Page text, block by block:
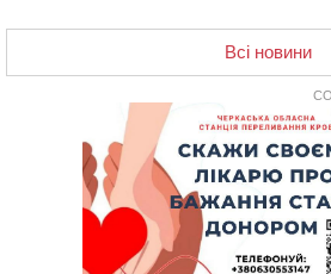
переможцем Global Teacher
19:24 У Черкасах водійка
здавала назад
На Черкащині з початку року
постраждалих від укусів
Черкаська тренувальна
для громад з усієї України
ЧНУ увійшов до 50
серед вступників
Всі новини